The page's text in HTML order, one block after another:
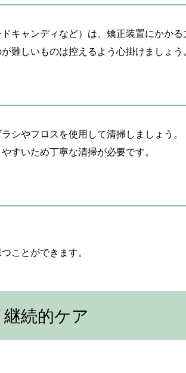
キャンディなど）は、矯正装置にかか
難しいものは控えるよう心掛けましょう。
シやフロスを使用して清掃しましょう。
すいため丁寧な清掃が必要です。
ことができます。
続的ケア